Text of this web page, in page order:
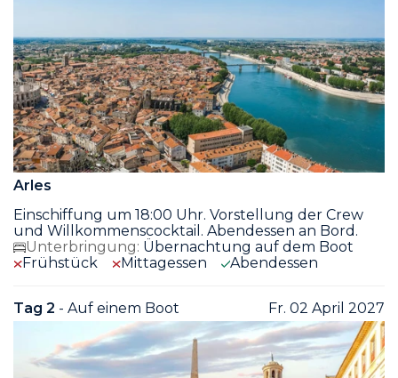
Arles
Einschiffung um 18:00 Uhr. Vorstellung der Crew
und Willkommenscocktail. Abendessen an Bord.
Unterbringung: Übernachtung auf dem Boot
Frühstück
Mittagessen Abendessen
Tag 2 - Auf einem Boot Fr. 02 April 2027